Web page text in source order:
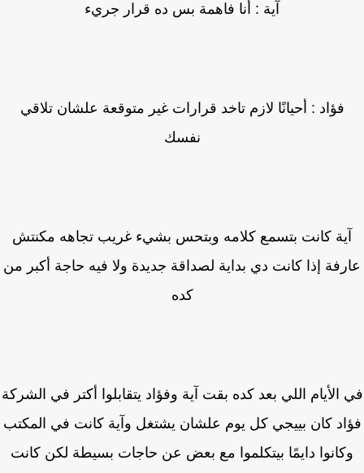
آية : أنا فاهمة بس ده قرار جريء
فؤاد : أحيانًا لازم تاخد قرارات غير متوقعة علشان تلاقي
نفسك
كانت بتسمع كلامه وبتحس بشيء غريب تجاهه مكنتش
إذا كانت دي بداية لصداقة جديدة ولا فيه حاجة أكبر من
كده
الأيام اللي بعد كده بقت آية وفؤاد يتقابلوا أكتر في الشركة
كان بييجي كل يوم علشان يشتغل وآية كانت في المكتب
دايمًا بيتكلموا مع بعض عن حاجات بسيطة لكن كانت